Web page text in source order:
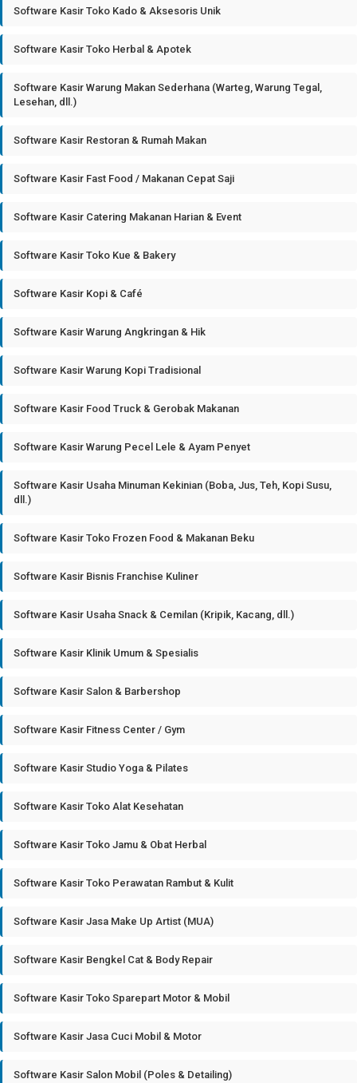
Software Kasir Toko Kado & Aksesoris Unik
Software Kasir Toko Herbal & Apotek
Software Kasir Warung Makan Sederhana (Warteg, Warung Tegal,
Lesehan, dll.)
Software Kasir Restoran & Rumah Makan
Software Kasir Fast Food / Makanan Cepat Saji
Software Kasir Catering Makanan Harian & Event
Software Kasir Toko Kue & Bakery
Software Kasir Kopi & Café
Software Kasir Warung Angkringan & Hik
Software Kasir Warung Kopi Tradisional
Software Kasir Food Truck & Gerobak Makanan
Software Kasir Warung Pecel Lele & Ayam Penyet
Software Kasir Usaha Minuman Kekinian (Boba, Jus, Teh, Kopi Susu,
dll.)
Software Kasir Toko Frozen Food & Makanan Beku
Software Kasir Bisnis Franchise Kuliner
Software Kasir Usaha Snack & Cemilan (Kripik, Kacang, dll.)
Software Kasir Klinik Umum & Spesialis
Software Kasir Salon & Barbershop
Software Kasir Fitness Center / Gym
Software Kasir Studio Yoga & Pilates
Software Kasir Toko Alat Kesehatan
Software Kasir Toko Jamu & Obat Herbal
Software Kasir Toko Perawatan Rambut & Kulit
Software Kasir Jasa Make Up Artist (MUA)
Software Kasir Bengkel Cat & Body Repair
Software Kasir Toko Sparepart Motor & Mobil
Software Kasir Jasa Cuci Mobil & Motor
Software Kasir Salon Mobil (Poles & Detailing)